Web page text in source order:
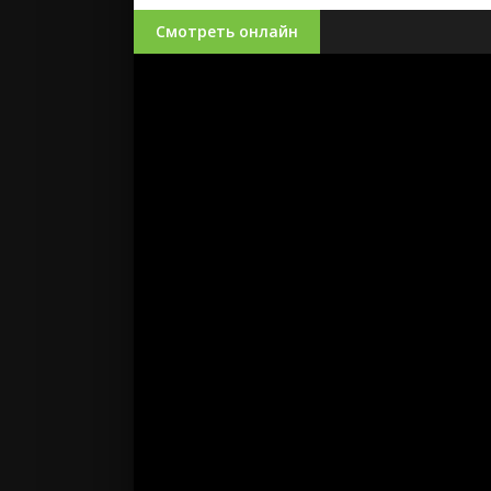
Смотреть онлайн